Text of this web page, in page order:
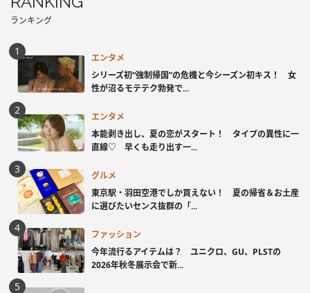
ランキング
エンタメ
シリーズ初“強制帰国”の危機と今シーズン初キス！ 女
性が沼るモテテク勃発で...
エンタメ
本能剥き出し、夏の恋がスタート！ タイプの異性に一
直線♡ 早くも走り出す一...
グルメ
東京駅・羽田空港でしか買えない！ 夏の帰省＆お土産
に選びたいセンス抜群の「...
ファッション
今年流行るアイテムは？ ユニクロ、GU、PLSTの
2026年秋冬展示会で新...